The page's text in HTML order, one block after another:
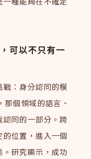
可以不只有一
：身分認同的模
個領域的語言、
同的一部分。跨
位置，進入一個
。研究顯示，成功